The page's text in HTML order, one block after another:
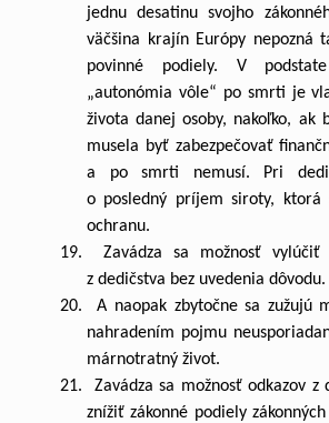
jednu desatinu svojho
väčšina krajín Európy nepozná
povinné podiely. V
„autonómia vôle“ po smrti je
života danej osoby, nakoľko, ak
musela byť zabezpečovať
a po smrti nemusí. Pri
o posledný príjem siroty, ktorá
ochranu.
19. Zavádza sa možnosť vylúčiť
z dedičstva bez uvedenia dôvodu.
20. A naopak zbytočne sa zužujú
nahradením pojmu
márnotratný život.
21. Zavádza sa možnosť odkazov z
znížiť zákonné podiely